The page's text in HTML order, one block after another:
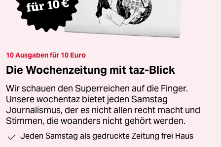
10 Ausgaben für 10 Euro
Die Wochenzeitung mit taz-Blick
Wir schauen den Superreichen auf die Finger.
Unsere wochentaz bietet jeden Samstag
Journalismus, der es nicht allen recht macht und
Stimmen, die woanders nicht gehört werden.
Jeden Samstag als gedruckte Zeitung frei Haus